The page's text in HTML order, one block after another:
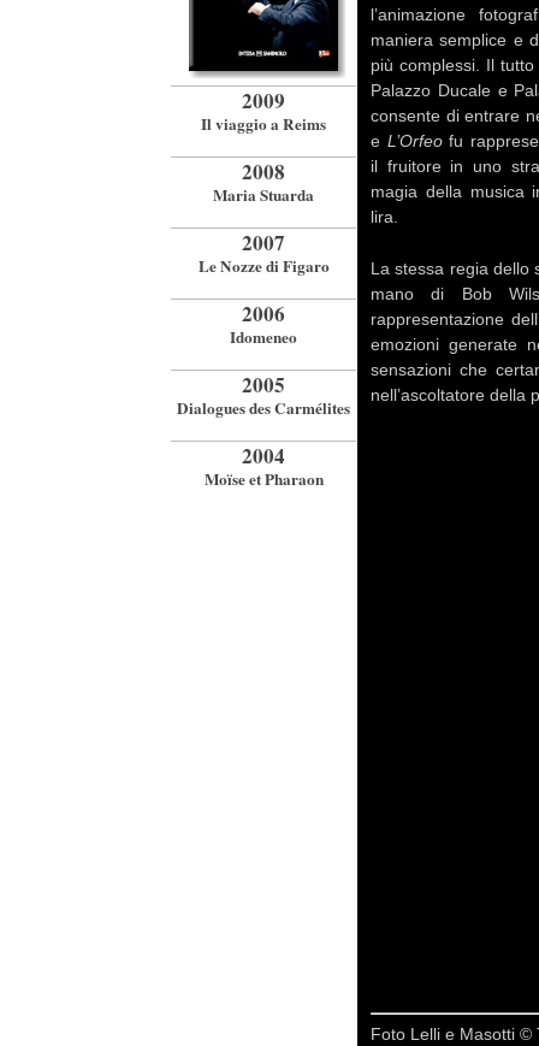
2009
Il viaggio a Reims
2008
Maria Stuarda
2007
Le Nozze di Figaro
2006
Idomeneo
2005
Dialogues des Carmélites
2004
Moïse et Pharaon
l’animazione
maniera semplice e
più complessi. Il
Palazzo Ducale e
consente di entrare
e L’Orfeofu
il fruitore in uno
magia della musica
lira.
La stessa regia dello
mano di Bob
rappresentazione
emozioni generate
sensazioni che
nell’ascoltatore della
Foto Lelli e Masotti ©